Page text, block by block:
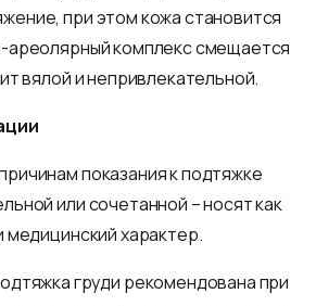
при этом кожа становится
ареолярный комплекс смещается
вялой и непривлекательной.
показания к подтяжке
или сочетанной – носят как
медицинский характер.
груди рекомендована при